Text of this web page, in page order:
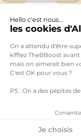
Hello c'est nous...
les cookies
On a attendu d'être
kiffiez TheBBoost
mais on aimerait bien
C'est OK pour vous ?
PS : On a des pépites
Je choisis